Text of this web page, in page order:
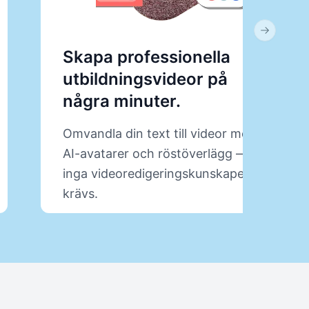
Skapa professionella
utbildningsvideor på
några minuter.
Omvandla din text till videor med
AI-avatarer och röstöverlägg —
inga videoredigeringskunskaper
krävs.
Next slide